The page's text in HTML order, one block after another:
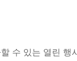
수 있는 열린 행